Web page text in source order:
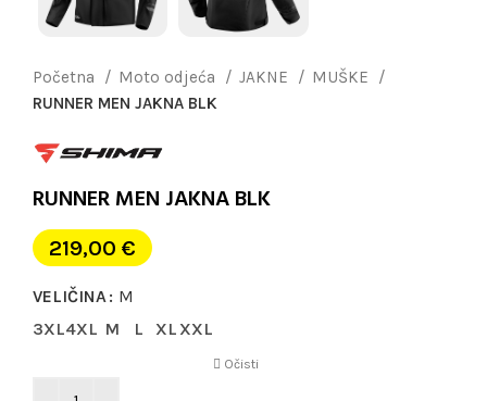
Početna Moto odjeća JAKNE
MUŠKE
RUNNER MEN JAKNA BLK
RUNNER MEN JAKNA BLK
219,00 €
VELIČINA
M
3XL4XL M L XL XXL
Očisti